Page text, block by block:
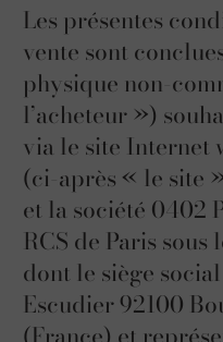
Les présentes
vente sont
physique non-
l’acheteur »)
via le site Internet
(ci-après « le site
et la société 0402
RCS de Paris
dont le siège
Escudier 92100
(France) et